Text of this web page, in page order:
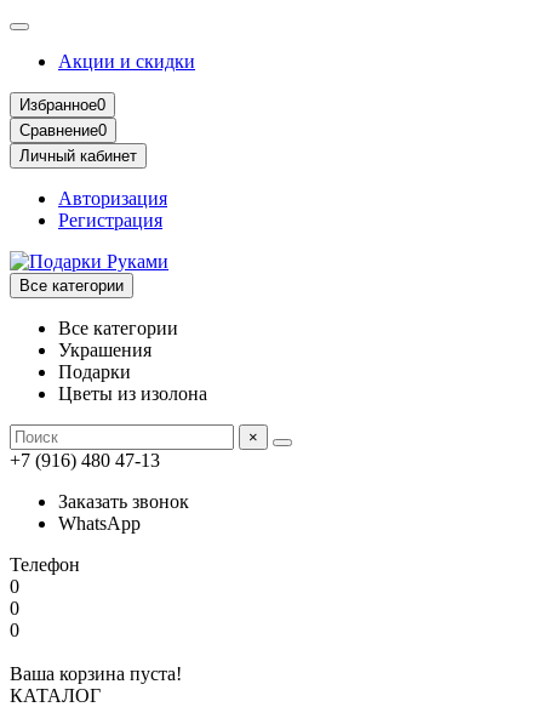
Акции и скидки
Избранное0
Сравнение0
Личный кабинет
Авторизация
Регистрация
Все категории
Все категории
Украшения
Подарки
Цветы из изолона
×
+7 (916) 480 47-13
Заказать звонок
WhatsApp
Телефон
0
0
0
Ваша корзина пуста!
КАТАЛОГ